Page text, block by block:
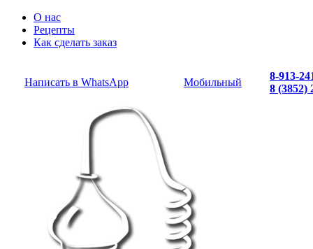
О нас
Рецепты
Как сделать заказ
Написать в WhatsApp Мобильный
8-913-
8 (3852)